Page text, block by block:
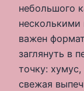
небольшого
важен
заглянуть в
точку:
свежая